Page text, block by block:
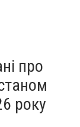
про
року